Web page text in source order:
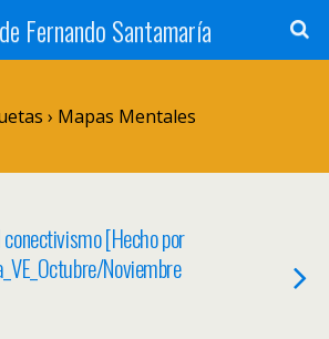
Fernando Santamaría
› Mapas Mentales
[Hecho por
Noviembre